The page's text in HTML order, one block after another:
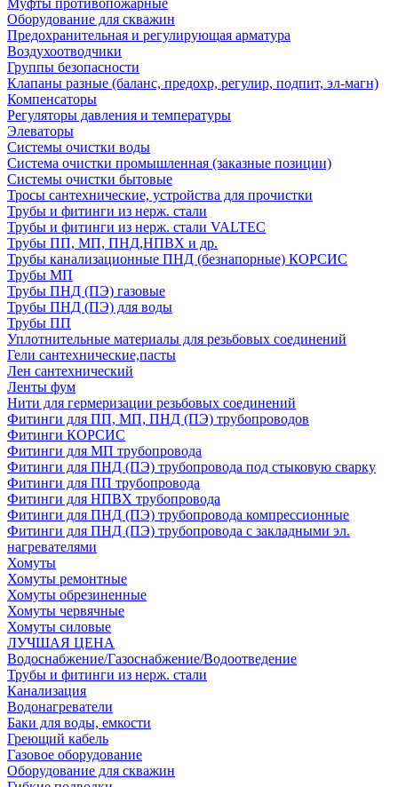
Муфты противопожарные
Оборудование для скважин
Предохранительная и регулирующая арматура
Воздухоотводчики
Группы безопасности
Клапаны разные (баланс, предохр, регулир, подпит, эл-магн)
Компенсаторы
Регуляторы давления и температуры
Элеваторы
Системы очистки воды
Система очистки промышленная (заказные позиции)
Системы очистки бытовые
Тросы сантехнические, устройства для прочистки
Трубы и фитинги из нерж. стали
Трубы и фитинги из нерж. стали VALTEC
Трубы ПП, МП, ПНД,НПВХ и др.
Трубы канализационные ПНД (безнапорные) КОРСИС
Трубы МП
Трубы ПНД (ПЭ) газовые
Трубы ПНД (ПЭ) для воды
Трубы ПП
Уплотнительные материалы для резьбовых соединений
Гели сантехнические,пасты
Лен сантехнический
Ленты фум
Нити для гермеризации резьбовых соединений
Фитинги для ПП, МП, ПНД (ПЭ) трубопроводов
Фитинги КОРСИС
Фитинги для МП трубопровода
Фитинги для ПНД (ПЭ) трубопровода под стыковую сварку
Фитинги для ПП трубопровода
Фитинги для НПВХ трубопровода
Фитинги для ПНД (ПЭ) трубопровода компрессионные
Фитинги для ПНД (ПЭ) трубопровода с закладными эл.
нагревателями
Хомуты
Хомуты ремонтные
Хомуты обрезиненные
Хомуты червячные
Хомуты силовые
ЛУЧШАЯ ЦЕНА
Водоснабжение/Газоснабжение/Водоотведение
Трубы и фитинги из нерж. стали
Канализация
Водонагреватели
Баки для воды, емкости
Греющий кабель
Газовое оборудование
Оборудование для скважин